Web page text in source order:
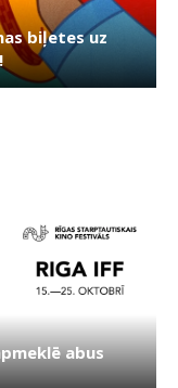
biļetes uz
abus